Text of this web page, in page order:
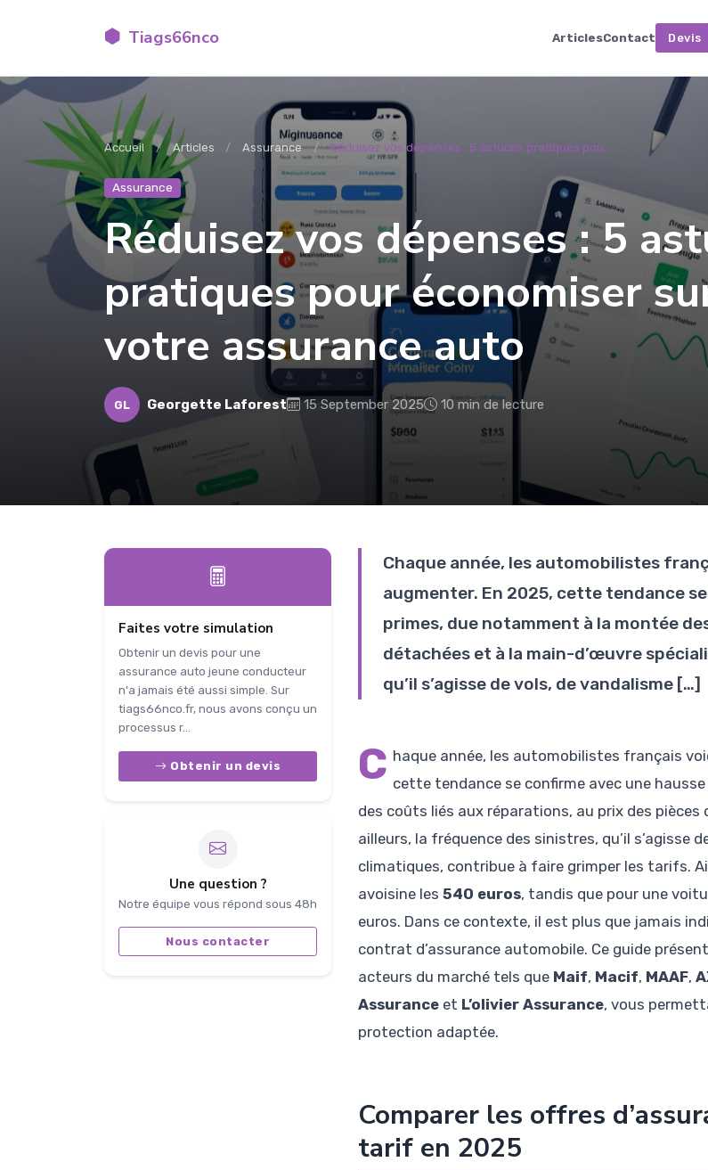
Tiags66nco ArticlesContact Devis
Accueil Articles Assurance Réduisez vos dépenses : 5 astuces pratiques pou...
Assurance
Réduisez vos dépenses : 5
pratiques pour économiser
votre assurance auto
GL Georgette Laforest 15 September 2025 10 min de lecture
Faites votre simulation
Obtenir un devis pour une
assurance auto jeune conducteur
n'a jamais été aussi simple. Sur
tiags66nco.fr, nous avons conçu un
processus r...
Obtenir un devis
Une question ?
Notre équipe vous répond sous 48h
Nous contacter
Chaque année, les automobilistes
augmenter. En 2025, cette tendance
primes, due notamment à la montée
détachées et à la main-d’œuvre
qu’il s’agisse de vols, de vandalisme […]
C haque année, les automobilistes français
cette tendance se confirme avec une
des coûts liés aux réparations, au prix des
ailleurs, la fréquence des sinistres, qu’il s’agisse
climatiques, contribue à faire grimper les tarifs.
avoisine les 540 euros, tandis que pour une
euros. Dans ce contexte, il est plus que jamais
contrat d’assurance automobile. Ce guide
acteurs du marché tels que Maif, Macif, MAAF,
Assurance et L’olivier Assurance, vous
protection adaptée.
Comparer les offres
tarif en 2025